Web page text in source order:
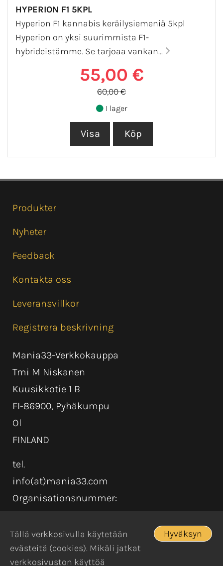
HYPERION F1 5KPL
Hyperion F1 kannabis keräilysiemeniä 5kpl
Hyperion on yksi suurimmista F1-
hybrideistämme. Se tarjoaa vankan...
55,00 €
60,00 €
I lager
Produkter
Nyheter
Feedback
Kontakta oss
Leveransvillkor
Registrera beskrivning
Mania33-Verkkokauppa
Tmi M Niskanen
Kuusikkotie 1 B
FI-86900, Pyhäkumpu
Ol
FINLAND
tel.
info(at)mania33.com
Organisationsnummer:
Tällä verkkosivulla käytetään
evästeitä (cookies). Mikäli jatkat
verkkosivuston käyttöä
Hyväksyn